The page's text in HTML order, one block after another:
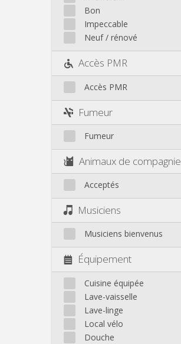
Bon
Impeccable
Neuf / rénové
Accès PMR
Accès PMR
Fumeur
Fumeur
Animaux de compagnie
Acceptés
Musiciens
Musiciens bienvenus
Équipement
Cuisine équipée
Lave-vaisselle
Lave-linge
Local vélo
Douche